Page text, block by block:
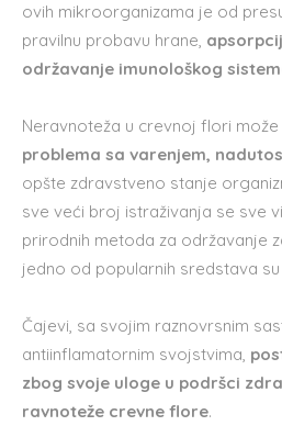
ovih mikroorganizama je od
pravilnu probavu hrane,
održavanje imunološkog
Neravnoteža u crevnoj flori
problema sa varenjem,
opšte zdravstveno stanje
sve veći broj istraživanja se sve
prirodnih metoda za održavanje
jedno od popularnih sredstava
Čajevi, sa svojim raznovrsnim
antiinflamatornim svojstvima,
zbog svoje uloge u podršci
ravnoteže crevne flore.